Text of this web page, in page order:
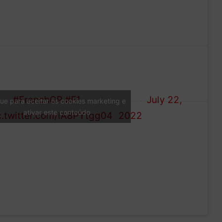
#FrenchGP #F1
lA8PYtgg04
(@F1) July 22,
2022
para aceitar os cookies marketing e
ativar este conteúdo